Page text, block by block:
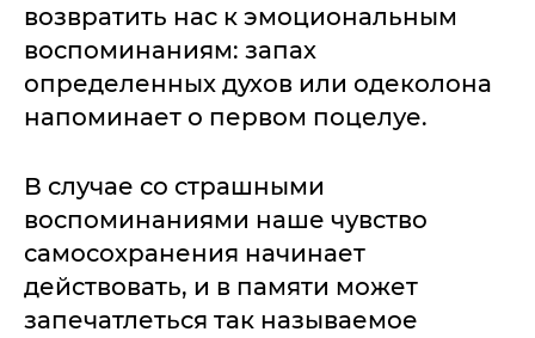
возвратить нас к эмоциональным
воспоминаниям: запах
определенных духов или одеколона
напоминает о первом поцелуе.
В случае со страшными
воспоминаниями наше чувство
самосохранения начинает
действовать, и в памяти может
запечатлеться так называемое